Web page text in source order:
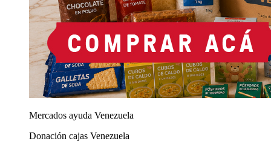
Mercados ayuda Venezuela
Donación cajas Venezuela